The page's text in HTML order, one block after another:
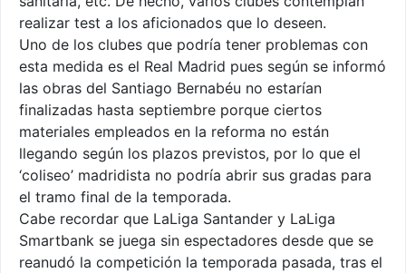
realizar test a los aficionados que lo deseen.
Uno de los clubes que podría tener problemas con
esta medida es el Real Madrid pues según se informó
las obras del Santiago Bernabéu no estarían
finalizadas hasta septiembre porque ciertos
materiales empleados en la reforma no están
llegando según los plazos previstos, por lo que el
‘coliseo’ madridista no podría abrir sus gradas para
el tramo final de la temporada.
Cabe recordar que LaLiga Santander y LaLiga
Smartbank se juega sin espectadores desde que se
reanudó la competición la temporada pasada, tras el